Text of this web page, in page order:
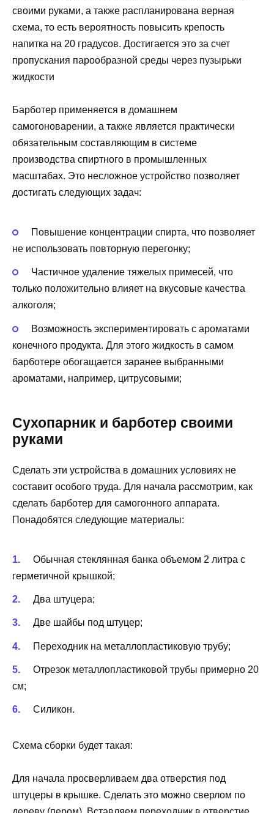
своими руками, а также распланирована верная
схема, то есть вероятность повысить крепость
напитка на 20 градусов. Достигается это за счет
пропускания парообразной среды через пузырьки
жидкости
Барботер применяется в домашнем
самогоноварении, а также является практически
обязательным составляющим в системе
производства спиртного в промышленных
масштабах. Это несложное устройство позволяет
достигать следующих задач:
Повышение концентрации спирта, что позволяет
не использовать повторную перегонку;
Частичное удаление тяжелых примесей, что
только положительно влияет на вкусовые качества
алкоголя;
Возможность экспериментировать с ароматами
конечного продукта. Для этого жидкость в самом
барботере обогащается заранее выбранными
ароматами, например, цитрусовыми;
Сухопарник и барботер своими
руками
Сделать эти устройства в домашних условиях не
составит особого труда. Для начала рассмотрим, как
сделать барботер для самогонного аппарата.
Понадобятся следующие материалы:
Обычная стеклянная банка объемом 2 литра с
герметичной крышкой;
Два штуцера;
Две шайбы под штуцер;
Переходник на металлопластиковую трубу;
Отрезок металлопластиковой трубы примерно 20
см;
Силикон.
Схема сборки будет такая:
Для начала просверливаем два отверстия под
штуцеры в крышке. Сделать это можно сверлом по